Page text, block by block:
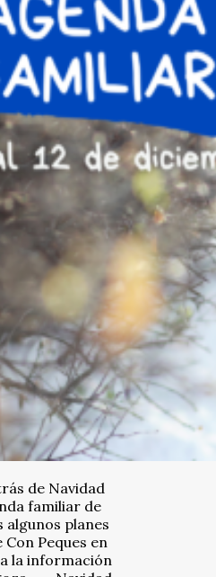
de Navidad
familiar de
algunos planes
Peques en
la información